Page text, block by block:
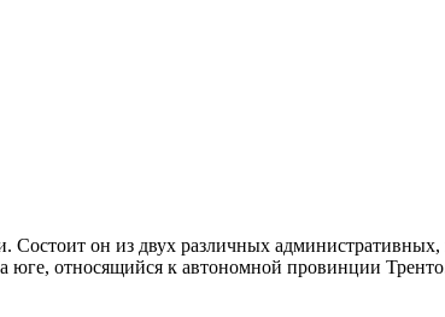
он из двух различных административных,
относящийся к автономной провинции